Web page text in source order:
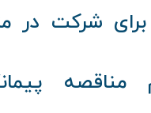
شرکت در
مناقصه